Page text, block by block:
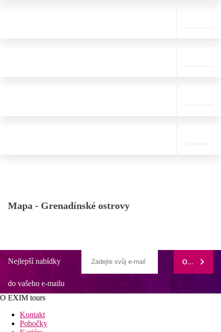
Mapa - Grenadínské ostrovy
Nejlepší nabídky
do vašeho e-mailu
ODEBÍRAT
O EXIM tours
Kontakt
Pobočky